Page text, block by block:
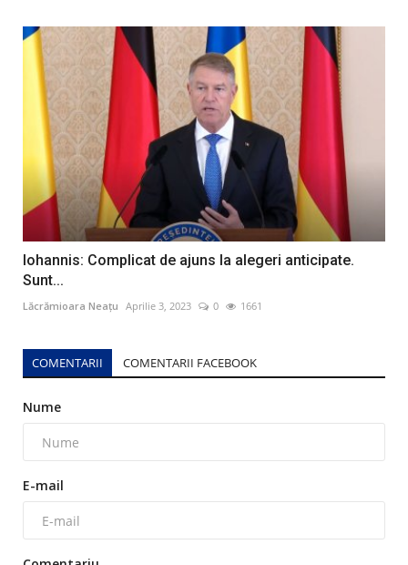
Iohannis: Complicat de ajuns la alegeri anticipate.
Sunt...
Lăcrămioara Neațu Aprilie 3, 2023 0 1661
COMENTARII COMENTARII FACEBOOK
Nume
E-mail